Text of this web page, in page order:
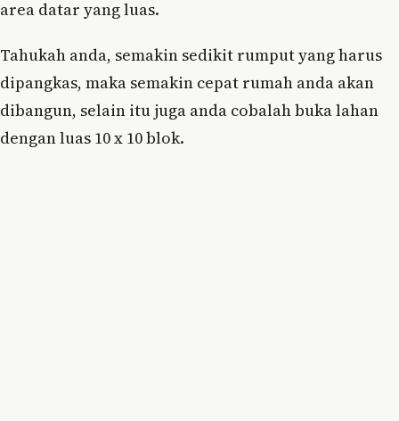
area datar yang luas.
Tahukah anda, semakin sedikit rumput yang harus
dipangkas, maka semakin cepat rumah anda akan
dibangun, selain itu juga anda cobalah buka lahan
dengan luas 10 x 10 blok.